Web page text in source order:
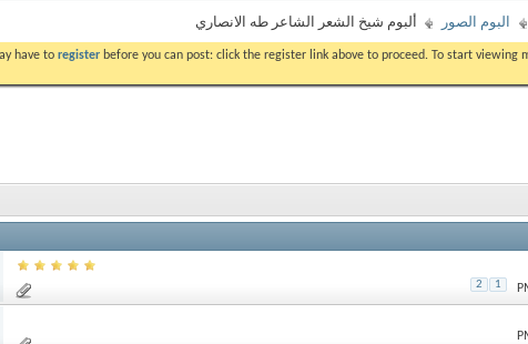
البوم الصور ألبوم شيخ الشعر الشاعر طه الانصاري
have to register before you can post: click the register link above to proceed. To start
1
2